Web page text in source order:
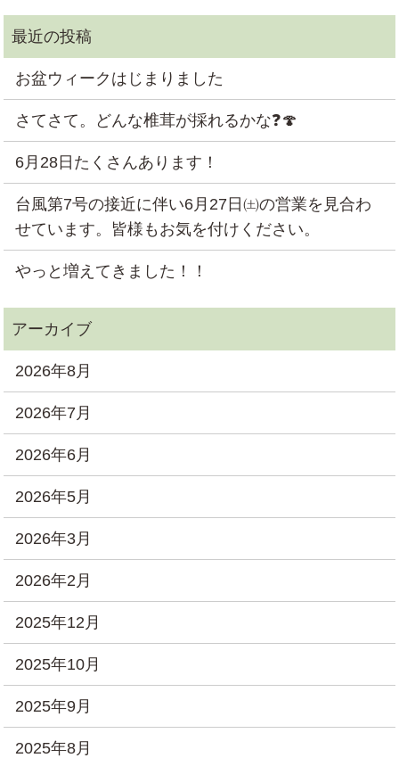
お盆ウィークはじまりました
さてさて。どんな椎茸が採れるかな❓🍄
6月28日たくさんあります！
台風第7号の接近に伴い6月27日㈯の営業を見合わ
せています。皆様もお気を付けください。
やっと増えてきました！！
2026年8月
2026年7月
2026年6月
2026年5月
2026年3月
2026年2月
2025年12月
2025年10月
2025年9月
2025年8月